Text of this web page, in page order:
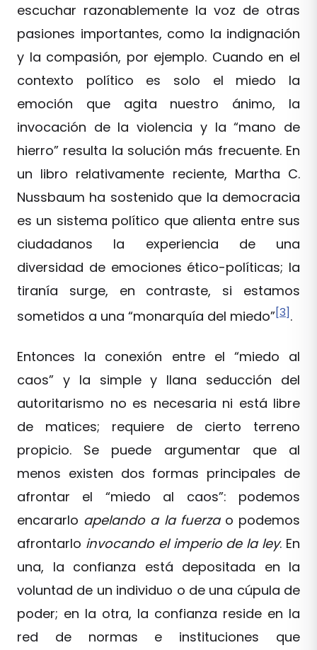
escuchar razonablemente la voz de otras
pasiones importantes, como la indignación
y la compasión, por ejemplo. Cuando en el
contexto político es solo el miedo la
emoción que agita nuestro ánimo, la
invocación de la violencia y la “mano de
hierro” resulta la solución más frecuente. En
un libro relativamente reciente, Martha C.
Nussbaum ha sostenido que la democracia
es un sistema político que alienta entre sus
ciudadanos la experiencia de una
diversidad de emociones ético-políticas; la
tiranía surge, en contraste, si estamos
sometidos a una “monarquía del miedo”[3].
Entonces la conexión entre el “miedo al
caos” y la simple y llana seducción del
autoritarismo no es necesaria ni está libre
de matices; requiere de cierto terreno
propicio. Se puede argumentar que al
menos existen dos formas principales de
afrontar el “miedo al caos”: podemos
encararlo apelando a la fuerza o podemos
afrontarlo invocando el imperio de la ley. En
una, la confianza está depositada en la
voluntad de un individuo o de una cúpula de
poder; en la otra, la confianza reside en la
red de normas e instituciones que